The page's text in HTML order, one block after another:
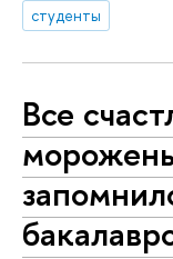
студенты
Все